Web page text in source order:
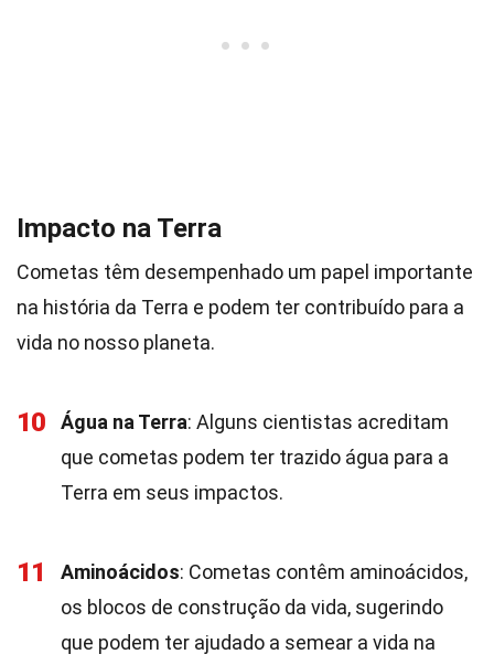
Impacto na Terra
Cometas têm desempenhado um papel importante
na história da Terra e podem ter contribuído para a
vida no nosso planeta.
10 Água na Terra: Alguns cientistas acreditam
que cometas podem ter trazido água para a
Terra em seus impactos.
11 Aminoácidos: Cometas contêm aminoácidos,
os blocos de construção da vida, sugerindo
que podem ter ajudado a semear a vida na